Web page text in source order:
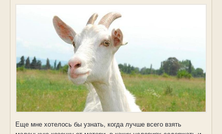
Еще мне хотелось бы узнать, когда лучше всего взять